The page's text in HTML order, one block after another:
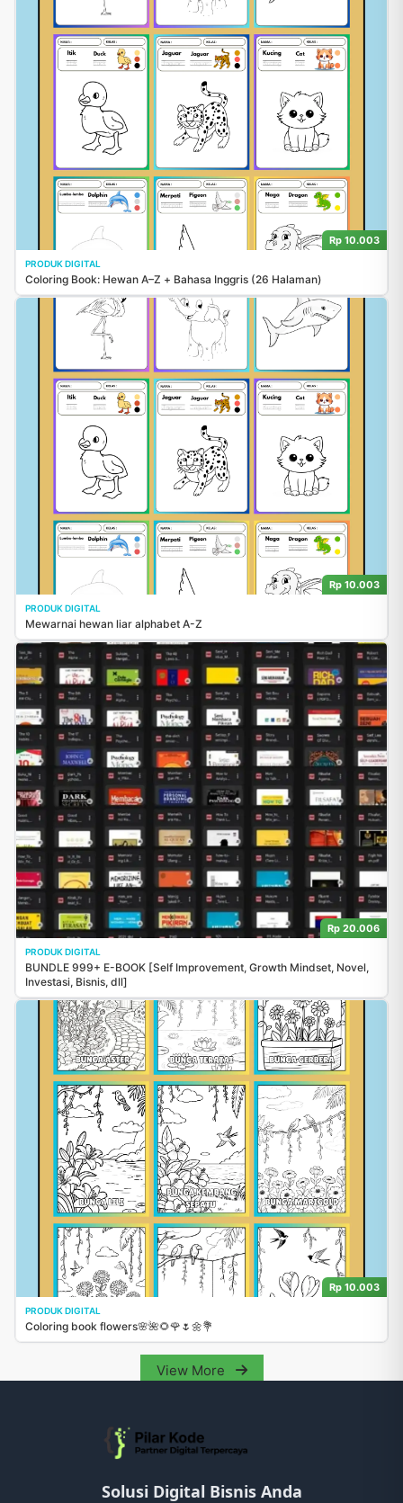
Rp 10.003
PRODUK DIGITAL
Coloring Book: Hewan A–Z + Bahasa Inggris (26 Halaman)
Rp 10.003
PRODUK DIGITAL
Mewarnai hewan liar alphabet A-Z
Rp 20.006
PRODUK DIGITAL
BUNDLE 999+ E-BOOK [Self Improvement, Growth Mindset, Novel,
Investasi, Bisnis, dll]
Rp 10.003
PRODUK DIGITAL
Coloring book flowers🌸🌺🌻🌹🌷🌼💐
View More
Solusi Digital Bisnis Anda